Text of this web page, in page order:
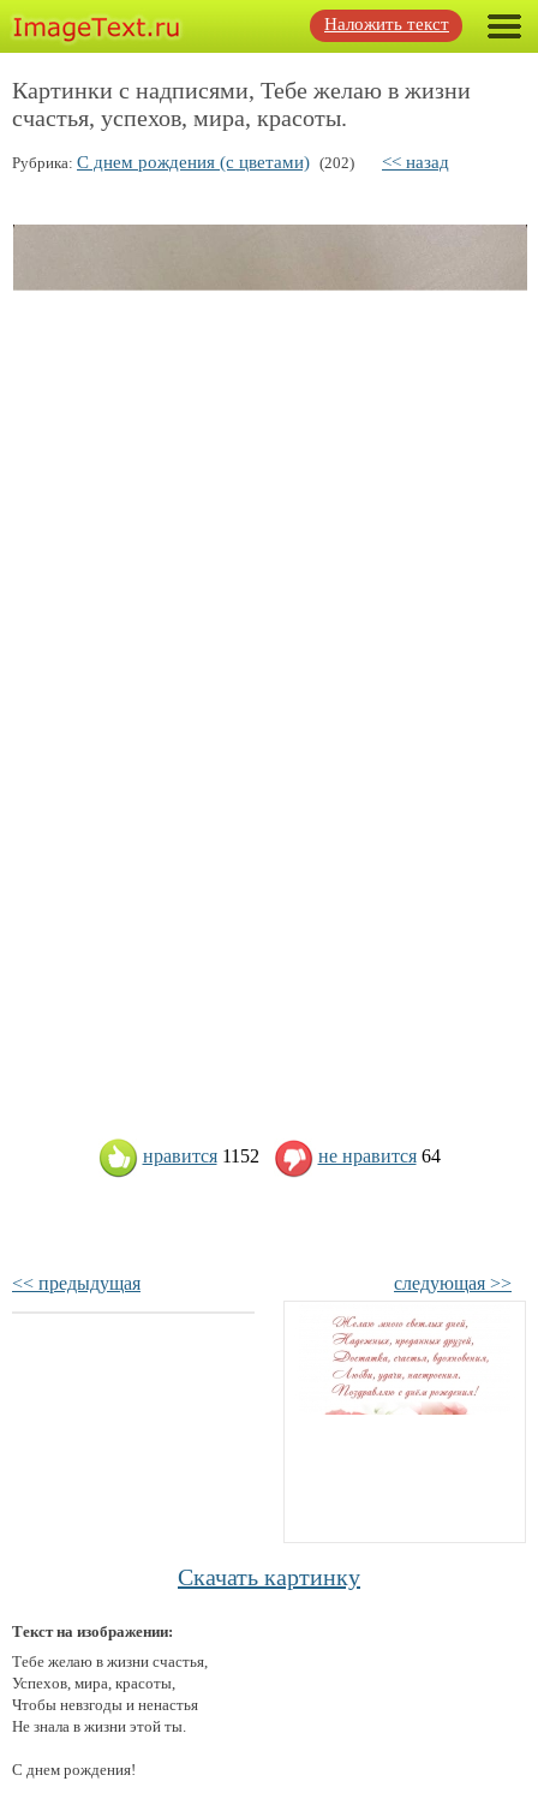
Наложить текст
Картинки с надписями, Тебе желаю в жизни
счастья, успехов, мира, красоты.
Рубрика: С днем рождения (с цветами) (202) << назад
нравится 1152 не нравится 64
<< предыдущая следующая >>
Скачать картинку
Текст на изображении:
Тебе желаю в жизни счастья,
Успехов, мира, красоты,
Чтобы невзгоды и ненастья
Не знала в жизни этой ты.
С днем рождения!